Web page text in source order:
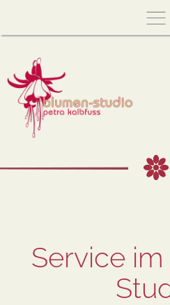
content
Service